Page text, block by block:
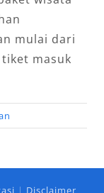
mulai dari
masuk
| Disclaimer